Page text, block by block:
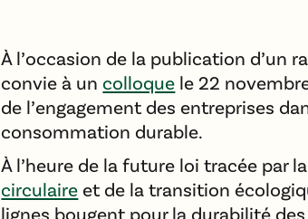
À l’occasion de la publication d’un
convie à un colloque le 22
de l’engagement des entreprises
consommation durable.
À l’heure de la future loi tracée par la
circulaire et de la transition
lignes bougent pour la durabilité